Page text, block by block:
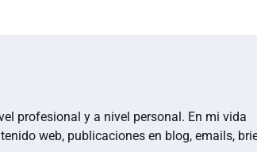
profesional y a nivel personal. En mi vida
web, publicaciones en blog, emails,